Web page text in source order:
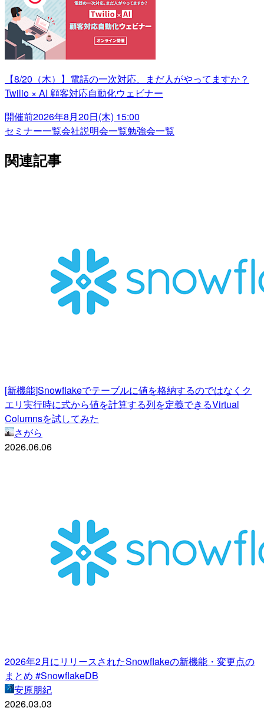
【8/20（木）】電話の一次対応、まだ人がやってますか？
Twilio × AI 顧客対応自動化ウェビナー
開催前2026年8月20日(木) 15:00
セミナー一覧会社説明会一覧勉強会一覧
関連記事
[新機能]Snowflakeでテーブルに値を格納するのではなくク
エリ実行時に式から値を計算する列を定義できるVirtual
Columnsを試してみた
さがら
2026.06.06
2026年2月にリリースされたSnowflakeの新機能・変更点の
まとめ #SnowflakeDB
安原朋紀
2026.03.03